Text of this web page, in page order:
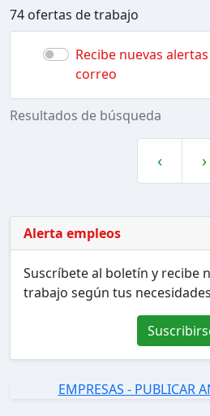
74 ofertas de trabajo
Recibe nuevas
correo
Resultados de búsqueda
‹ ›
Alerta empleos
Suscríbete al boletín y recibe
trabajo según tus necesidades
EMPRESAS - PUBLICAR